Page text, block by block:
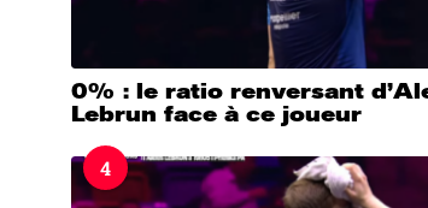
0% : le ratio renversant
Lebrun face à ce joueur
4